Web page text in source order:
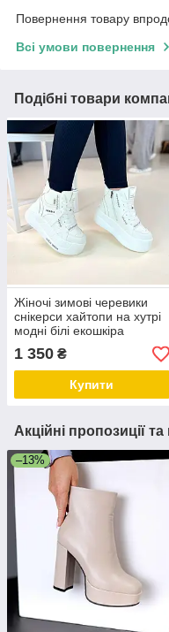
Повернення товару
Всі умови повернення
Подібні товари
Жіночі зимові черевики
снікерси хайтопи на хутрі
модні білі екошкіра
1 350 ₴
Купити
Акційні пропозиції
–13%